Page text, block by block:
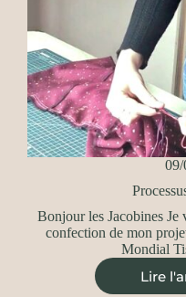
09/
Bonjour les Jacobines Je
confection de mon
Mondial
Lire